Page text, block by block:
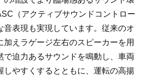
（アクティブサウンドコントロー
音表現も実現しています。従来のオ
加えラゲージ左右のスピーカーを用
で迫力あるサウンドを鳴動し、車両
しやすくするとともに、運転の高揚